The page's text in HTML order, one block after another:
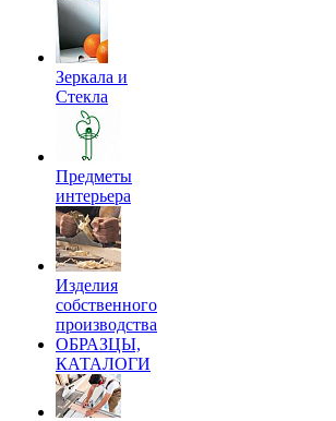
Зеркала и
Стекла
Предметы
интерьера
Изделия
собственного
производства
ОБРАЗЦЫ,
КАТАЛОГИ